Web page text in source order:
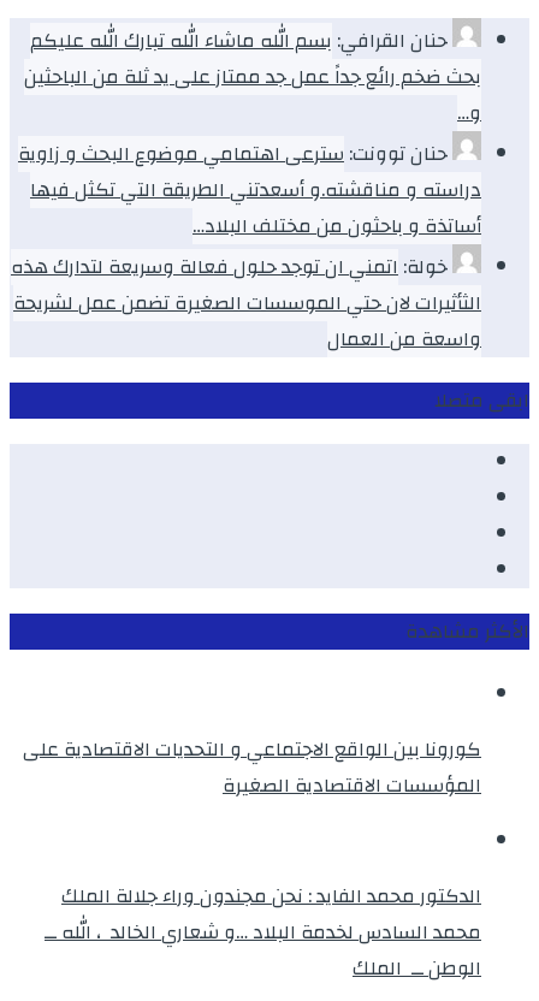
حنان القرافي: بسم الله ماشاء الله تبارك الله عليكم
بحث ضخم رائع جداً عمل جد ممتاز على يد ثلة من الباحثين
و…
حنان توونت:سترعى اهتمامي موضوع البحث و زاوية
دراسته و مناقشته.و أسعدتني الطريقة التي تكثل فيها
أساتذة و باحثون من مختلف البلاد…
خولة:اتمني ان توجد حلول فعالة وسريعة لتدارك هذه
الثأثيرات لان حتي الموسسات الصغيرة تضمن عمل لشريحة
واسعة من العمال
ابقى متصلا
الأكثر مشاهدة
كورونا بين الواقع الاجتماعي و التحديات الاقتصادية على
المؤسسات الاقتصادية الصغيرة
الدكتور محمد الفايد : نحن مجندون وراء جلالة الملك
محمد السادس لخدمة البلاد …و شعاري الخالد ، الله ــ
الوطن ــ الملك